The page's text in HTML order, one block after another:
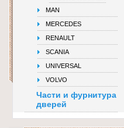
MAN
MERCEDES
RENAULT
SCANIA
UNIVERSAL
VOLVO
Части и фурнитура
дверей